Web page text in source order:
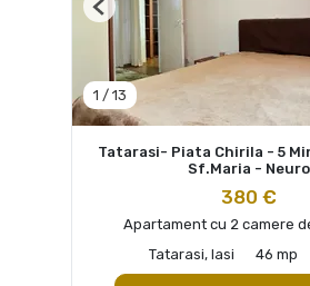
1 / 13
Previous
Tatarasi- Piata Chirila - 5
Sf.Maria - Neuro
380 €
Apartament cu 2 camere
Tatarasi, Iasi
46 mp